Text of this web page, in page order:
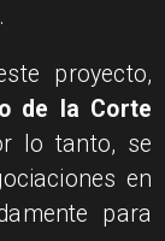
proyecto,
de la Corte
lo tanto, se
en
para